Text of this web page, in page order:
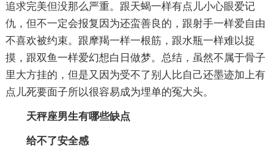
追求完美但没那么严重。跟天蝎一样有点儿小心眼爱记
仇，但不一定会报复因为还蛮善良的，跟射手一样爱自由
不喜欢被约束。跟摩羯一样一根筋，跟水瓶一样难以捉
摸，跟双鱼一样爱幻想白日做梦。总结，虽然不属于骨子
里大方挂的，但是又因为受不了别人比自己还墨迹加上有
点儿死要面子所以很容易成为埋单的冤大头。
天秤座男生有哪些缺点
给不了安全感